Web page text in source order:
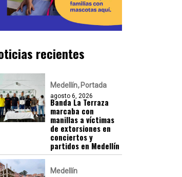
recientes
Medellín Portada
agosto 6, 2026
Banda La Terraza
marcaba con
manillas a víctimas
de extorsiones en
conciertos y
partidos en Medellín
Medellín